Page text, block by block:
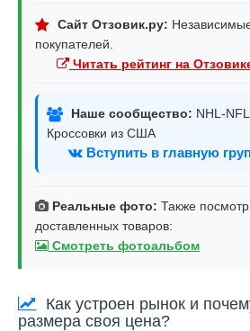
Сайт Отзовик.ру:
покупателей.
Читать рейтинг на
Наше сообщество: NHL-
Кроссовки из США
Вступить в главную
Реальные фото: Также
доставленных товаров:
Смотреть фотоальбом
Как устроен рынок и
размера своя цена?